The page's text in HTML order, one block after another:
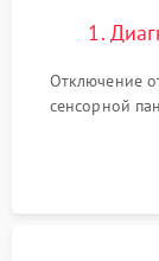
1.
Отключение
сенсорной
проверка
клиента о